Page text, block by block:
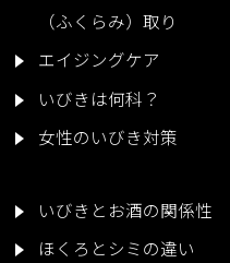
（ふくらみ）取り
エイジングケア
いびきは何科？
女性のいびき対策
いびきとお酒の関係性
ほくろとシミの違い